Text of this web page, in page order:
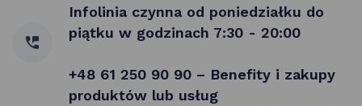
Infolinia czynna od poniedziałku do
piątku w godzinach 7:30 - 20:00
+48 61 250 90 90 – Benefity i zakupy
produktów lub usług